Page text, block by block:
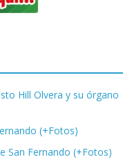
Hill Olvera y su órgano
(+Fotos)
San Fernando (+Fotos)